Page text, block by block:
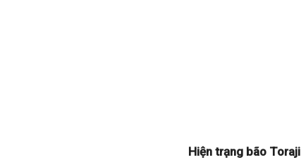
Hiện trạng bão Toraji